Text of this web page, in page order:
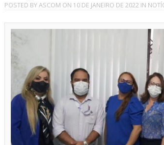
POSTED BYASCOM ON 10 DE JANEIRO DE 2022 IN